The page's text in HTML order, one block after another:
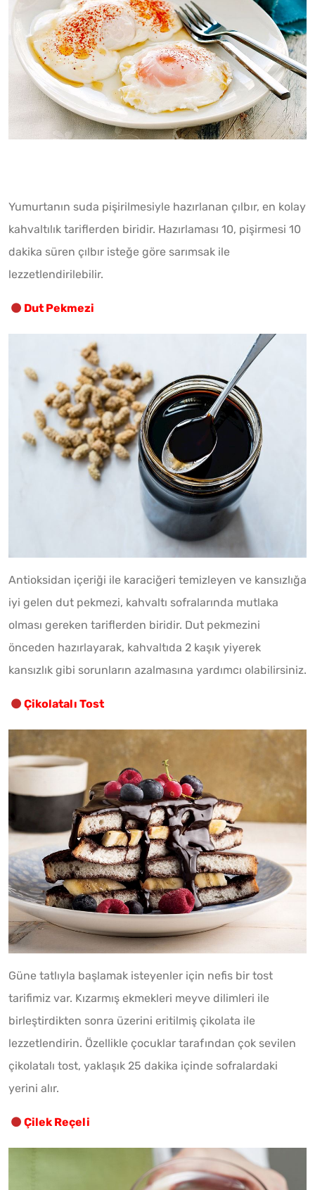
Yumurtanın suda pişirilmesiyle hazırlanan çılbır, en kolay
kahvaltılık tariflerden biridir. Hazırlaması 10, pişirmesi 10
dakika süren çılbır isteğe göre sarımsak ile
lezzetlendirilebilir.
Dut Pekmezi
Antioksidan içeriği ile karaciğeri temizleyen ve kansızlığa
iyi gelen dut pekmezi, kahvaltı sofralarında mutlaka
olması gereken tariflerden biridir. Dut pekmezini
önceden hazırlayarak, kahvaltıda 2 kaşık yiyerek
kansızlık gibi sorunların azalmasına yardımcı olabilirsiniz.
Çikolatalı Tost
Güne tatlıyla başlamak isteyenler için nefis bir tost
tarifimiz var. Kızarmış ekmekleri meyve dilimleri ile
birleştirdikten sonra üzerini eritilmiş çikolata ile
lezzetlendirin. Özellikle çocuklar tarafından çok sevilen
çikolatalı tost, yaklaşık 25 dakika içinde sofralardaki
yerini alır.
Çilek Reçeli